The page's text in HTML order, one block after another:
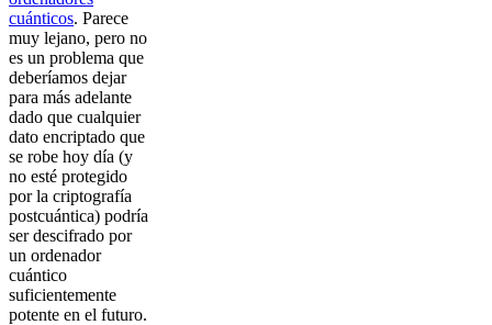
cuánticos. Parece
muy lejano, pero no
es un problema que
deberíamos dejar
para más adelante
dado que cualquier
dato encriptado que
se robe hoy día (y
no esté protegido
por la criptografía
postcuántica) podría
ser descifrado por
un ordenador
cuántico
suficientemente
potente en el futuro.